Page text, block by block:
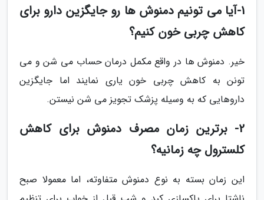
1-آیا می تونیم دمنوش ها رو جایگزین دارو برای
کاهش چربی خون کنیم؟
خیر. دمنوش ها در واقع مکمل درمان حساب می شن و می
تونن به کاهش چربی خون یاری نمایند اما جایگزین
داروهایی که به وسیله پزشک تجویز می شن نیستن.
2- برترین زمان مصرف دمنوش برای کاهش
کلسترول چه زمانیه؟
این زمان بسته به نوع دمنوش متفاوته، اما معمولا صبح